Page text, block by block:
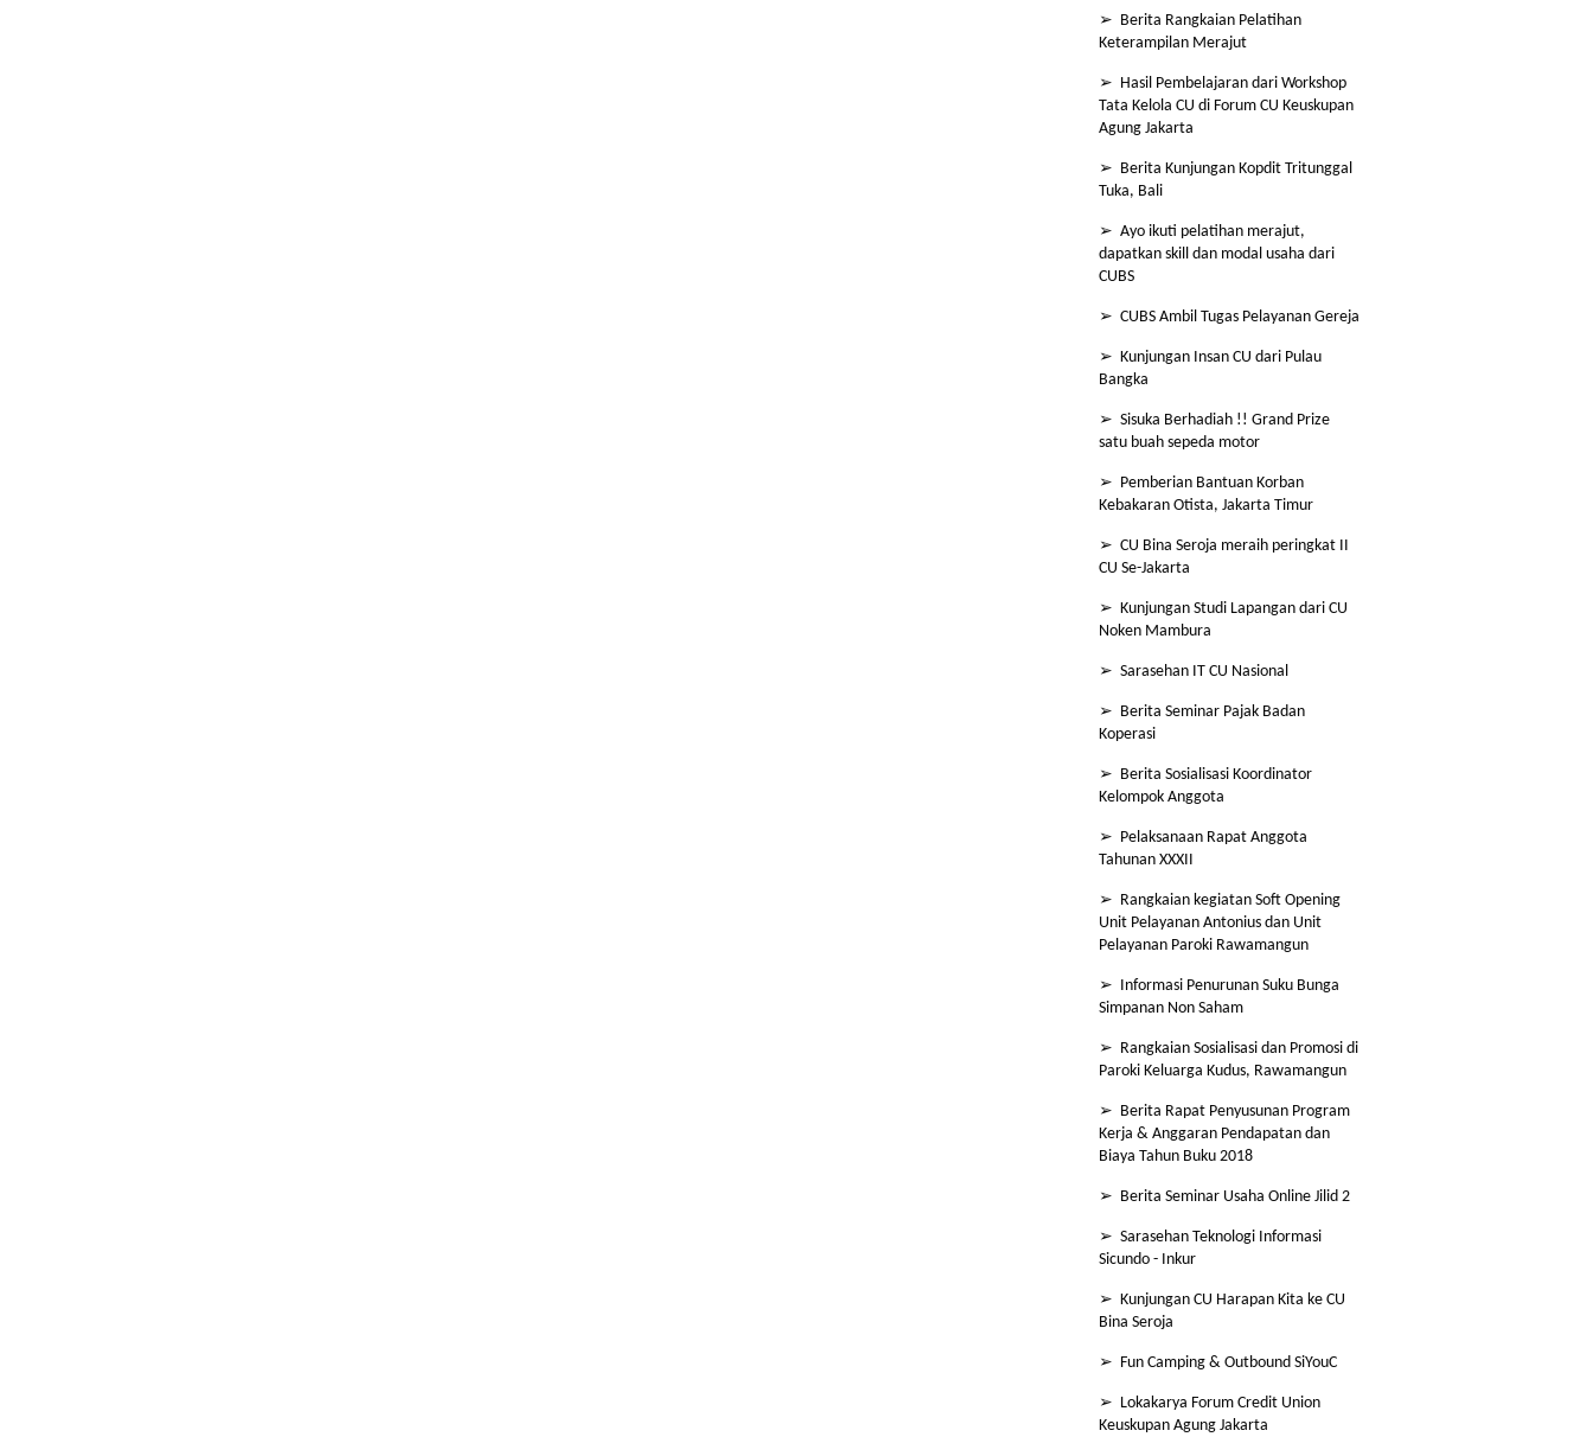
➢ Berita Rangkaian Pelatihan
Keterampilan Merajut
➢ Hasil Pembelajaran dari Workshop
Tata Kelola CU di Forum CU Keuskupan
Agung Jakarta
➢ Berita Kunjungan Kopdit Tritunggal
Tuka, Bali
➢ Ayo ikuti pelatihan merajut,
dapatkan skill dan modal usaha dari
CUBS
➢ CUBS Ambil Tugas Pelayanan Gereja
➢ Kunjungan Insan CU dari Pulau
Bangka
➢ Sisuka Berhadiah !! Grand Prize
satu buah sepeda motor
➢ Pemberian Bantuan Korban
Kebakaran Otista, Jakarta Timur
➢ CU Bina Seroja meraih peringkat II
CU Se-Jakarta
➢ Kunjungan Studi Lapangan dari CU
Noken Mambura
➢ Sarasehan IT CU Nasional
➢ Berita Seminar Pajak Badan
Koperasi
➢ Berita Sosialisasi Koordinator
Kelompok Anggota
➢ Pelaksanaan Rapat Anggota
Tahunan XXXII
➢ Rangkaian kegiatan Soft Opening
Unit Pelayanan Antonius dan Unit
Pelayanan Paroki Rawamangun
➢ Informasi Penurunan Suku Bunga
Simpanan Non Saham
➢ Rangkaian Sosialisasi dan Promosi di
Paroki Keluarga Kudus, Rawamangun
➢ Berita Rapat Penyusunan Program
Kerja & Anggaran Pendapatan dan
Biaya Tahun Buku 2018
➢ Berita Seminar Usaha Online Jilid 2
➢ Sarasehan Teknologi Informasi
Sicundo - Inkur
➢ Kunjungan CU Harapan Kita ke CU
Bina Seroja
➢ Fun Camping & Outbound SiYouC
➢ Lokakarya Forum Credit Union
Keuskupan Agung Jakarta